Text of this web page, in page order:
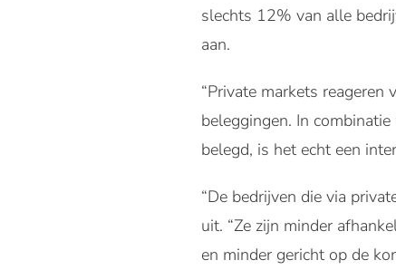
slechts 12% van alle
aan.
“Private markets
beleggingen. In
belegd, is het echt een
“De bedrijven die via
uit. “Ze zijn minder
en minder gericht op de